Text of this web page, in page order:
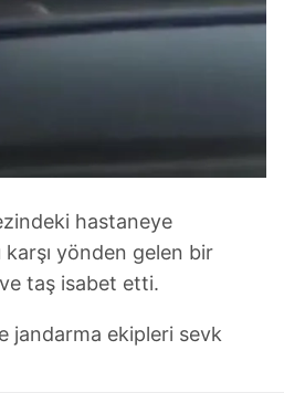
hastaneye
yönden gelen bir
taş isabet etti.
jandarma ekipleri sevk